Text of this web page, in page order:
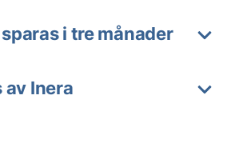
i tre månader
av Inera